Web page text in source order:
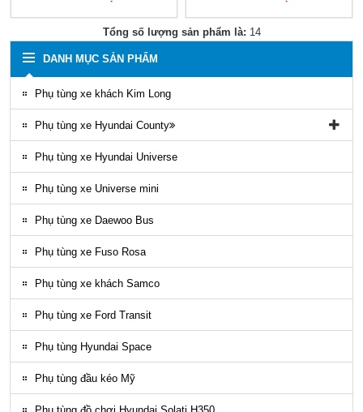
Tổng số lượng sản phẩm là: 14
DANH MỤC SẢN PHẨM
Phụ tùng xe khách Kim Long
Phụ tùng xe Hyundai County
Phụ tùng vỏ xe County
Phụ kiện ghế county
Gioăng County
Phụ tùng gầm máy County
Ốp nhựa ngoại thất County
ĐÈN LED COUNTY
Nội thất County
Ngoại thất County
Phụ tùng xe Hyundai Universe
Phụ tùng xe Universe mini
Phụ tùng xe Daewoo Bus
Phụ tùng xe Fuso Rosa
Phụ tùng xe khách Samco
Phụ tùng xe Ford Transit
Phụ tùng Hyundai Space
Phụ tùng đầu kéo Mỹ